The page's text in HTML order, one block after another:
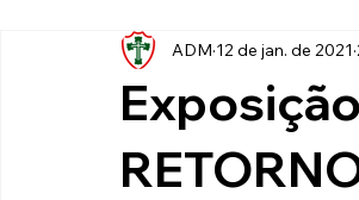
Ação Social Futebol Americano
Futebol de Base
ADM 12 de jan. de 2021